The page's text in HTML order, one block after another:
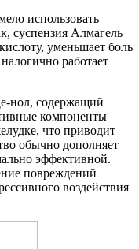
использовать
суспензия Алмагель
уменьшает боль
работает
нол, содержащий
компоненты
что приводит
обычно дополняет
эффективной.
повреждений
воздействия